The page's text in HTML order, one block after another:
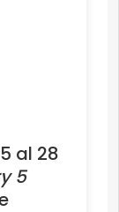
al 28
5